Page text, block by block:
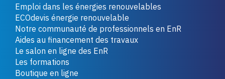
Emploi dans les énergies renouvelables
ECOdevis énergie renouvelable
Notre communauté de professionnels en EnR
Aides au financement des travaux
Le salon en ligne des EnR
Les formations
Boutique en ligne